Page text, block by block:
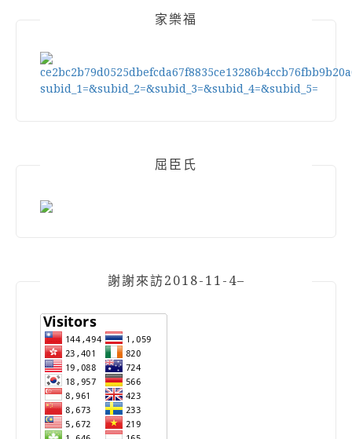
家樂福
屈臣氏
謝謝來訪2018-11-4–